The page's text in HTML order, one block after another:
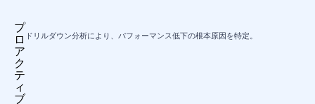
プ
ロ
ア
ク
テ
ィ
ブ
ドリルダウン分析により、パフォーマンス低下の根本原因を特定。